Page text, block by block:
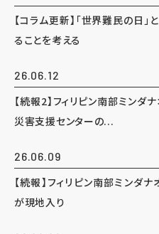
【コラム更新】「世界難民の日
ることを考える
26.06.12
【続報2】フィリピン南部ミンダ
災害支援センターの...
26.06.09
【続報】フィリピン南部ミン
が現地入り